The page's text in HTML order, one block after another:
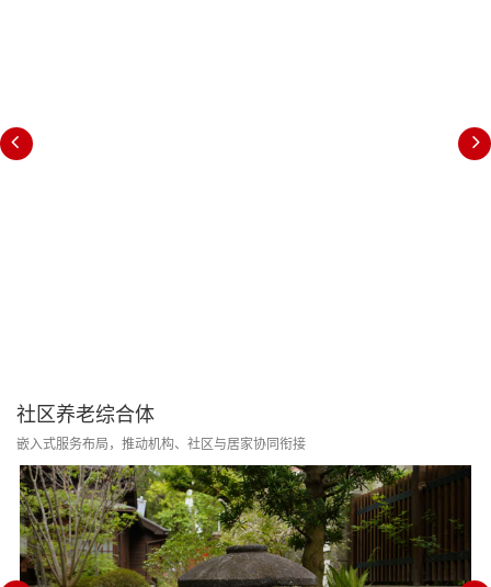
社区养老综合体
嵌入式服务布局，推动机构、社区与居家协同衔接